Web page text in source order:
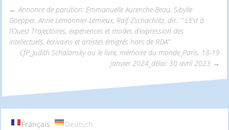
Navigation
des
articles
← Annonce de parution: Emmanuelle Aurenche-Beau, Sibylle
Goepper, Anne Lemonnier-Lemieux, Ralf Zschachlitz, dir.: ” L’Est à
l’Ouest Trajectoires, expériences et modes d’expression des
intellectuels, écrivains et artistes émigrés hors de RDA”
CfP_Judith Schalansky ou le livre, mémoire du monde_Paris, 18-19
janvier 2024_délai: 30 avril 2023 →
Français Deutsch